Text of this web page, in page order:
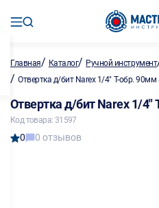
Главная/ Каталог/ Ручной инструмент
/ Отвертка д/бит Narex 1/4" Т-обр. 90мм
Отвертка д/бит Narex 1/4"
Код товара: 31597
0 0 отзывов